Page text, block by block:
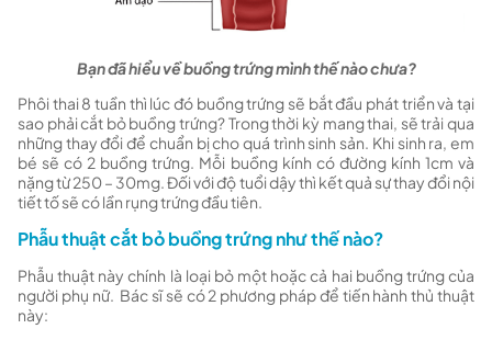
Bạn đã hiểu về buồng trứng mình thế nào chưa?
Phôi thai 8 tuần thì lúc đó buồng trứng sẽ bắt đầu phát triển và tại
sao phải cắt bỏ buồng trứng? Trong thời kỳ mang thai, sẽ trải qua
những thay đổi để chuẩn bị cho quá trình sinh sản. Khi sinh ra, em
bé sẽ có 2 buồng trứng. Mỗi buồng kính có đường kính 1cm và
nặng từ 250 – 30mg. Đối với độ tuổi dậy thì kết quả sự thay đổi nội
tiết tố sẽ có lần rụng trứng đầu tiên.
Phẫu thuật cắt bỏ buồng trứng như thế nào?
Phẫu thuật này chính là loại bỏ một hoặc cả hai buồng trứng của
người phụ nữ. Bác sĩ sẽ có 2 phương pháp để tiến hành thủ thuật
này: